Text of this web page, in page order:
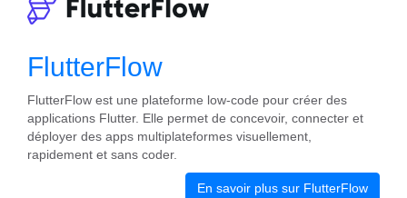
FlutterFlow
FlutterFlow est une plateforme low-code pour créer des
applications Flutter. Elle permet de concevoir, connecter et
déployer des apps multiplateformes visuellement,
rapidement et sans coder.
En savoir plus sur FlutterFlow